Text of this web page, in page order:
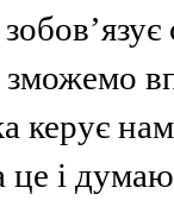
керує
це і